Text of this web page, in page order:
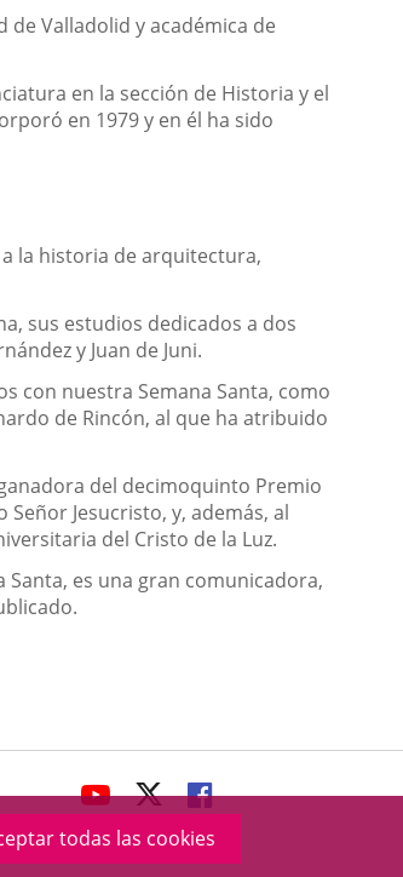
todas las cookies
Valladolid y académica de
en la sección de Historia y el
en 1979 y en él ha sido
la historia de arquitectura,
sus estudios dedicados a dos
y Juan de Juni.
con nuestra Semana Santa, como
de Rincón, al que ha atribuido
del decimoquinto Premio
Jesucristo, y, además, al
del Cristo de la Luz.
es una gran comunicadora,
ENLACE
A
UNA
ENLACE
A
UNA
ENLACE
A
UNA